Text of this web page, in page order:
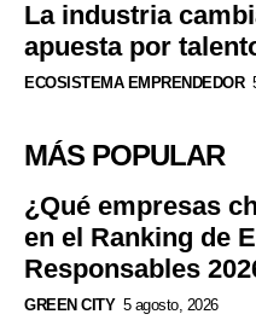
La industria
apuesta por
ECOSISTEMA EMPRENDEDOR
MÁS POPULAR
¿Qué empresas
en el Ranking de
Responsables
GREEN CITY 5 agosto, 2026